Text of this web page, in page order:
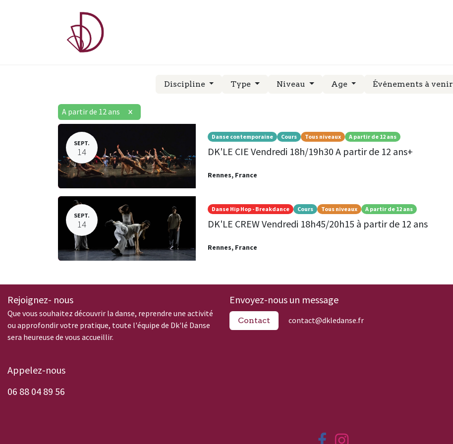
Discipline Type Niveau Age Événements à venir
A partir de 12 ans ×
SEPT.
14
Danse contemporaine Cours Tous niveaux A partir de 12 ans
DK'LE CIE Vendredi 18h/19h30 A partir de 12 ans+
Rennes, France
SEPT.
14
Danse Hip Hop - Breakdance Cours Tous niveaux A partir de 12 ans
DK'LE CREW Vendredi 18h45/20h15 à partir de 12 ans
Rennes, France
Rejoignez- nous
Que vous souhaitez découvrir la danse, reprendre une activité
ou approfondir votre pratique, toute l'équipe de Dk'lé Danse
sera heureuse de vous accueillir.
Appelez-nous
06 88 04 89 56
Envoyez-nous un message
Contact contact@dkledanse.fr